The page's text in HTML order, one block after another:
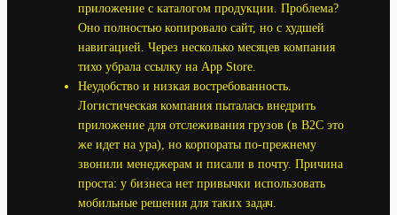
приложение с каталогом продукции. Проблема?
Оно полностью копировало сайт, но с худшей
навигацией. Через несколько месяцев компания
тихо убрала ссылку на App Store.
Неудобство и низкая востребованность.
Логистическая компания пыталась внедрить
приложение для отслеживания грузов (в B2C это
же идет на ура), но корпораты по-прежнему
звонили менеджерам и писали в почту. Причина
проста: у бизнеса нет привычки использовать
мобильные решения для таких задач.